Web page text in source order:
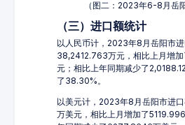
（图二：2023年6-8月岳
（三）进口额统计
以人民币计，2023年8月岳阳市
38,2412.763万元，相比上月增
元；相比上年同期减少了
了38.30%。
以美元计，2023年8月岳阳市进
万美元，相比上月增加了